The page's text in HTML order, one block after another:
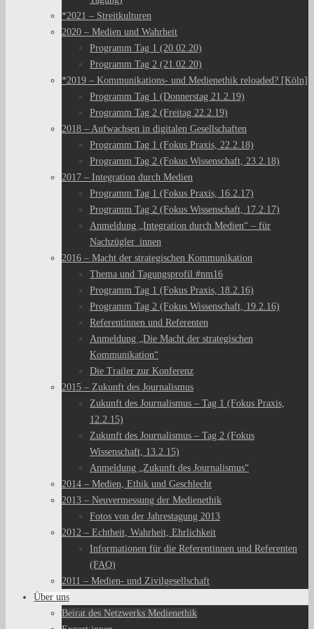
*2021 – Streitkulturen
2020 – Medien und Wahrheit
Programm Tag 1 (20.02.20)
Programm Tag 2 (21.02.20)
*2019 – Kommunikations- und Medienethik reloaded? [Köln]
Programm Tag 1 (Donnerstag 21.2.19)
Programm Tag 2 (Freitag 22.2.19)
2018 – Aufwachsen in digitalen Gesellschaften
Programm Tag 1 (Fokus Praxis, 22.2.18)
Programm Tag 2 (Fokus Wissenschaft, 23.2.18)
2017 – Integration durch Medien
Programm Tag 1 (Fokus Praxis, 16.2.17)
Programm Tag 2 (Fokus Wissenschaft, 17.2.17)
Anmeldung „Integration durch Medien“ – für
Nachzügler_innen
2016 – Macht der strategischen Kommunikation
Thema und Tagungsprofil #nm16
Programm Tag 1 (Fokus Praxis, 18.2.16)
Programm Tag 2 (Fokus Wissenschaft, 19.2.16)
Referentinnen und Referenten
Anmeldung „Die Macht der strategischen
Kommunikation“
Die Trailer zur Konferenz
2015 – Zukunft des Journalismus
Zukunft des Journalismus – Tag 1 (Fokus Praxis,
12.2.15)
Zukunft des Journalismus – Tag 2 (Fokus
Wissenschaft, 13.2.15)
Anmeldung „Zukunft des Journalismus“
2014 – Medien, Ethik und Geschlecht
2013 – Neuvermessung der Medienethik
Fotos von der Jahrestagung 2013
2012 – Echtheit, Wahrheit, Ehrlichkeit
Informationen für die Referentinnen und Referenten
(FAQ)
2011 – Medien- und Zivilgesellschaft
Über uns
Beirat des Netzwerks Medienethik